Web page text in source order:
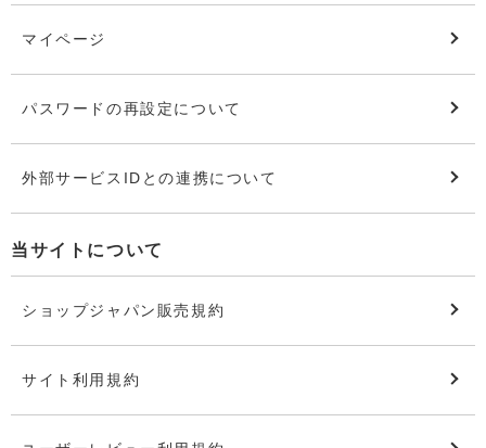
マイページ
パスワードの再設定について
外部サービスIDとの連携について
当サイトについて
ショップジャパン販売規約
サイト利用規約